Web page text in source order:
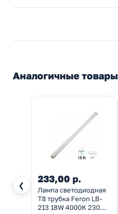
Аналогичные товары
❮
233,00 р.
Лампа светодиодная
T8 трубка Feron LB-
213 18W 4000K 230V